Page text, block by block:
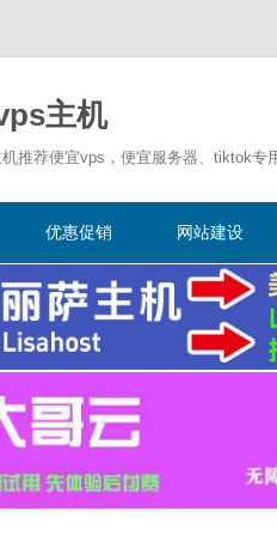
主机
推荐便宜vps，便宜服务器、tiktok专
优惠促销 网站建设